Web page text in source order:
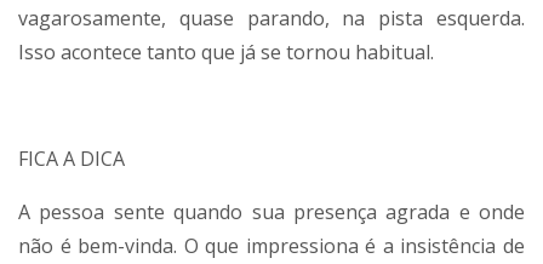
vagarosamente, quase parando, na pista esquerda.
Isso acontece tanto que já se tornou habitual.
FICA A DICA
A pessoa sente quando sua presença agrada e onde
não é bem-vinda. O que impressiona é a insistência de